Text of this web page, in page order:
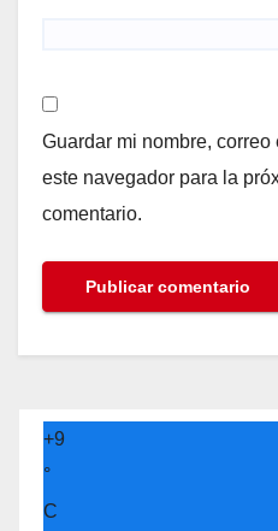
Guardar mi nombre,
este navegador para la
comentario.
+9
°
C